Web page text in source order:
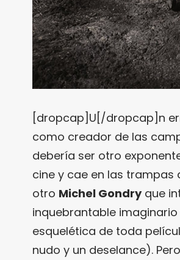
[dropcap]U[/dropcap]n
como creador de las
debería ser otro
cine y cae en las
otro Michel Gondryque
inquebrantable
esquelética de toda
nudo y un deselance).